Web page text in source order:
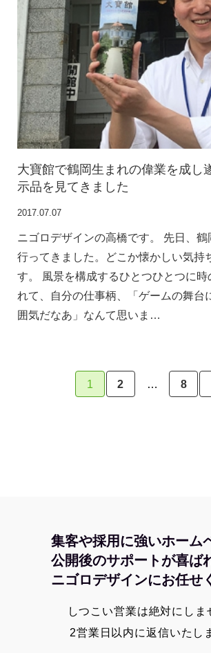
大寶館で鶴岡生まれの偉業を成し
示品を見てきました
2017.07.07
ニゴロデザインの高橋です。 先日、鶴
行ってきました。どこか懐かしい気持
す。 風景を構成するひとつひとつに時
れて、自分の仕事柄、「ゲームの舞台
囲気だなあ」なんて思いま…
1 2 … 8
集客や採用に強いホーム
公開後のサポートが喜ば
ニゴロデザインにお任せ
しつこい営業は絶対にしま
2営業日以内に返信いたし